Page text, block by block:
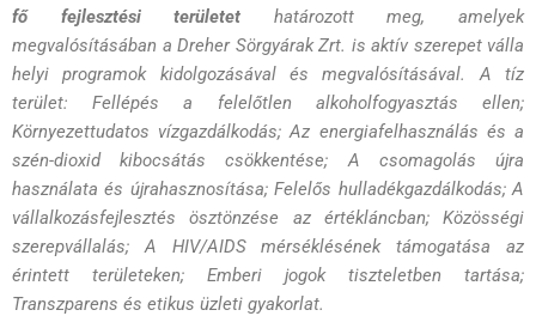
fő fejlesztési területet határozott meg, amelyek
megvalósításában a Dreher Sörgyárak Zrt. is aktív szerepet válla
helyi programok kidolgozásával és megvalósításával. A tíz
terület: Fellépés a felelőtlen alkoholfogyasztás ellen;
Környezettudatos vízgazdálkodás; Az energiafelhasználás és a
szén-dioxid kibocsátás csökkentése; A csomagolás újra
használata és újrahasznosítása; Felelős hulladékgazdálkodás; A
vállalkozásfejlesztés ösztönzése az értékláncban; Közösségi
szerepvállalás; A HIV/AIDS mérséklésének támogatása az
érintett területeken; Emberi jogok tiszteletben tartása;
Transzparens és etikus üzleti gyakorlat.